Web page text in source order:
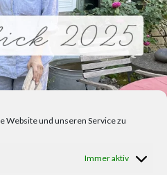
Website und unseren Service zu
Immer aktiv